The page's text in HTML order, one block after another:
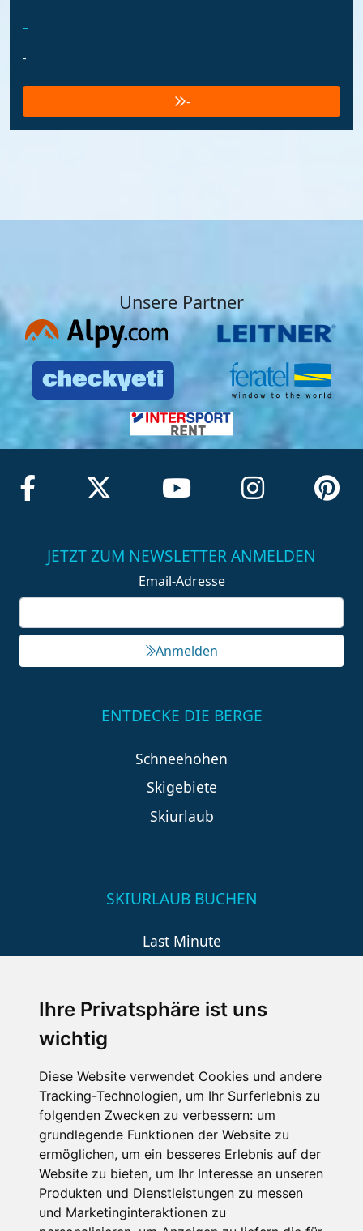
Ihre Privatsphäre ist uns
wichtig
Diese Website verwendet Cookies und andere
Tracking-Technologien, um Ihr Surferlebnis zu
folgenden Zwecken zu verbessern: um
grundlegende Funktionen der Website zu
ermöglichen, um ein besseres Erlebnis auf der
Website zu bieten, um Ihr Interesse an unseren
Produkten und Dienstleistungen zu messen
und Marketinginteraktionen zu
-
-
-
Unsere Partner
JETZT ZUM NEWSLETTER ANMELDEN
Email-Adresse
Anmelden
ENTDECKE DIE BERGE
Schneehöhen
Skigebiete
Skiurlaub
SKIURLAUB BUCHEN
Last Minute
Wellness
SCHNEEHÖHEN SKI APP
Die Schneehoehen Ski APP für iOS und Android - Ein
Muss für alle Wintersportler und Schneefreaks!